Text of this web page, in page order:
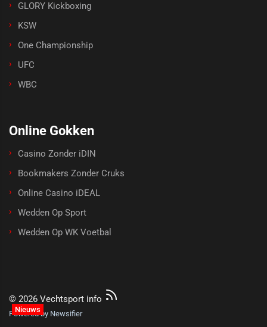
Nieuws
GLORY Kickboxing
KSW
One Championship
UFC
WBC
Online Gokken
Casino Zonder iDIN
Bookmakers Zonder Cruks
Online Casino iDEAL
Wedden Op Sport
Wedden Op WK Voetbal
© 2026 Vechtsport info
Powered by Newsifier